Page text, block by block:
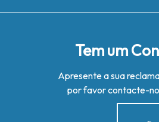
Tem um
Apresente a sua
por favor contacte-